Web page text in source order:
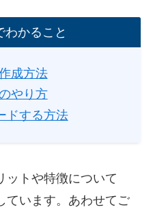
わかること
成方法
やり方
ドする方法
ットや特徴について
ています。あわせてご